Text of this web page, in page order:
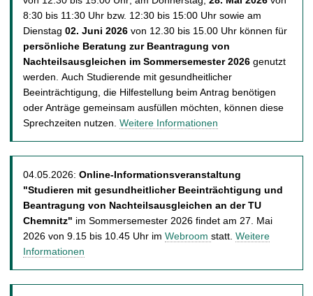
8:30 bis 11:30 Uhr bzw. 12:30 bis 15:00 Uhr sowie am
Dienstag 02. Juni 2026 von 12.30 bis 15.00 Uhr können für
persönliche Beratung zur Beantragung von
Nachteilsausgleichen im Sommersemester 2026 genutzt
werden. Auch Studierende mit gesundheitlicher
Beeinträchtigung, die Hilfestellung beim Antrag benötigen
oder Anträge gemeinsam ausfüllen möchten, können diese
Sprechzeiten nutzen. Weitere Informationen
04.05.2026: Online-Informationsveranstaltung
"Studieren mit gesundheitlicher Beeinträchtigung und
Beantragung von Nachteilsausgleichen an der TU
Chemnitz" im Sommersemester 2026 findet am 27. Mai
2026 von 9.15 bis 10.45 Uhr im Webroom statt. Weitere
Informationen